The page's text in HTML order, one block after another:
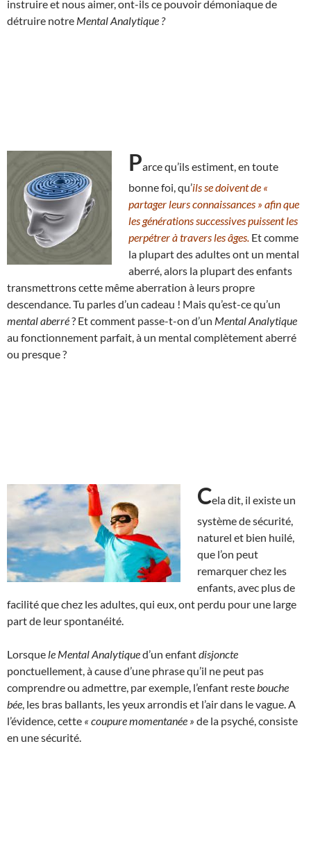
instruire et nous aimer, ont-ils ce pouvoir démoniaque de
détruire notre Mental Analytique ?
Parce qu’ils estiment, en toute
bonne foi, qu’ils se doivent de «
partager leurs connaissances » afin que
les générations successives puissent les
perpétrer à travers les âges. Et comme
la plupart des adultes ont un mental
aberré, alors la plupart des enfants
transmettrons cette même aberration à leurs propre
descendance. Tu parles d’un cadeau ! Mais qu’est-ce qu’un
mental aberré? Et comment passe-t-on d’un Mental Analytique
au fonctionnement parfait, à un mental complètement aberré
ou presque ?
Cela dit, il existe un
système de sécurité,
naturel et bien huilé,
que l’on peut
remarquer chez les
enfants, avec plus de
facilité que chez les adultes, qui eux, ont perdu pour une large
part de leur spontanéité.
Lorsque le Mental Analytiqued’un enfantdisjoncte
ponctuellement, à cause d’une phrase qu’il ne peut pas
comprendre ou admettre, par exemple, l’enfant reste bouche
bée , les bras ballants, les yeux arrondis et l’air dans le vague. A
l’évidence, cette « coupure momentanée » de la psyché, consiste
en une sécurité.